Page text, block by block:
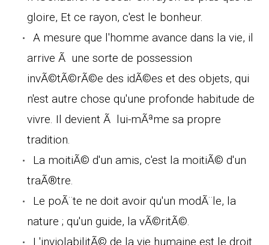
gloire, Et ce rayon, c'est le bonheur.
A mesure que l'homme avance dans la vie, il
arrive Ã une sorte de possession
invÃ©tÃ©rÃ©e des idÃ©es et des objets, qui
n'est autre chose qu'une profonde habitude de
vivre. Il devient Ã lui-mÃªme sa propre
tradition.
La moitiÃ© d'un amis, c'est la moitiÃ© d'un
traÃ®tre.
Le poÃ¨te ne doit avoir qu'un modÃ¨le, la
nature ; qu'un guide, la vÃ©ritÃ©.
L'inviolabilitÃ© de la vie humaine est le droit